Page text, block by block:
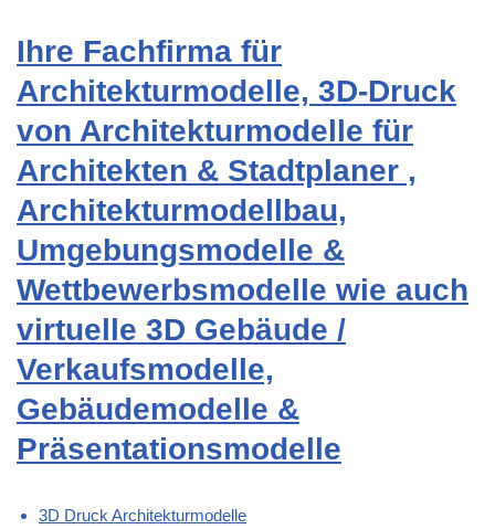
Ihre Fachfirma für
Architekturmodelle, 3D-Druck
von Architekturmodelle für
Architekten & Stadtplaner ,
Architekturmodellbau,
Umgebungsmodelle &
Wettbewerbsmodelle wie auch
virtuelle 3D Gebäude /
Verkaufsmodelle,
Gebäudemodelle &
Präsentationsmodelle
3D Druck Architekturmodelle